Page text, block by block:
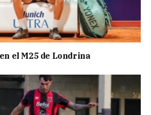
el M25 de Londrina